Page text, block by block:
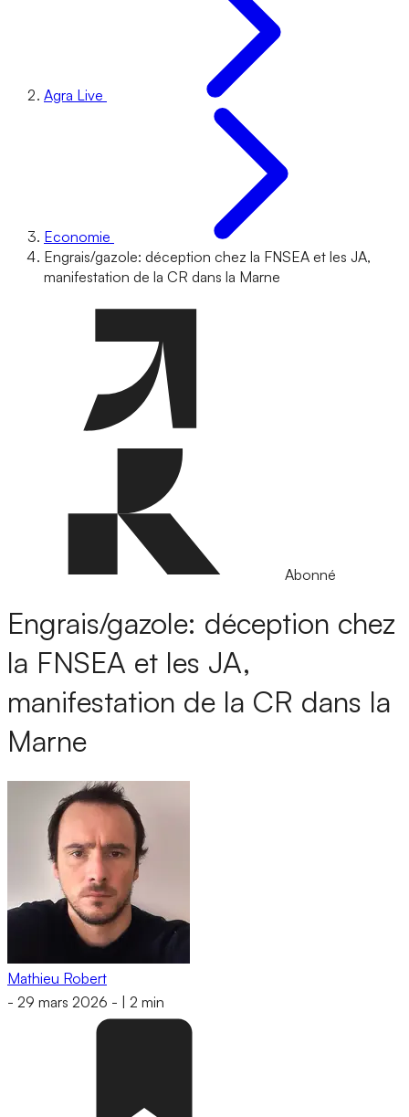
Agra Live
Economie
Engrais/gazole: déception chez la FNSEA et les JA,
manifestation de la CR dans la Marne
Abonné
Engrais/gazole: déception chez
la FNSEA et les JA,
manifestation de la CR dans la
Marne
Mathieu Robert
- 29 mars 2026 - 2 min